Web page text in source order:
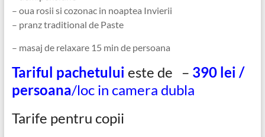
– oua rosii si cozonac in noaptea Invierii
– pranz traditional de Paste
– masaj de relaxare 15 min de persoana
Tariful pachetului este de – 390 lei /
persoana/loc in camera dubla
Tarife pentru copii